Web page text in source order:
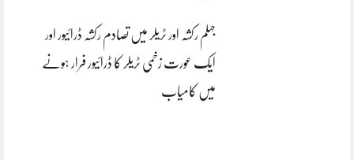
جہلم رکشہ اور ٹریلر میں تصادم رکشہ ڈرائیور اور
ایک عورت زخمی ٹریلر کا ڈرائیور فرار ہونے
میں کامیاب